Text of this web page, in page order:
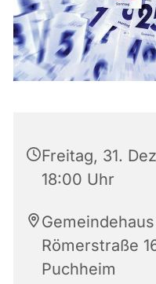
Freitag, 31.
18:00 Uhr
Römerstraße
Puchheim